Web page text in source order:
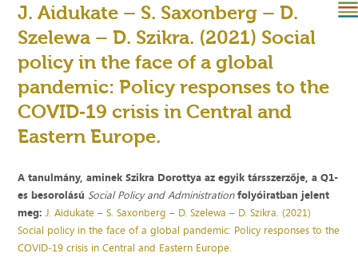
J. Aidukate – S. Saxonberg – D.
Szelewa – D. Szikra. (2021) Social
policy in the face of a global
pandemic: Policy responses to the
COVID‐19 crisis in Central and
Eastern Europe.
A tanulmány, aminek Szikra Dorottya az egyik társszerzője, a Q1-
es besorolású Social Policy and Administrationfolyóiratban jelent
meg: J. Aidukate – S. Saxonberg – D. Szelewa – D. Szikra. (2021)
Social policy in the face of a global pandemic: Policy responses to the
COVID‐19 crisis in Central and Eastern Europe.